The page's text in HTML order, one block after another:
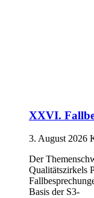
XXVI.
3. August 2026
Der
Qualitätszirkels
Basis der S3-